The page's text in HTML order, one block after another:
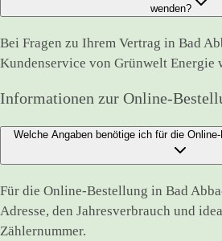
wenden?
Bei Fragen zu Ihrem Vertrag in Bad
Kundenservice von Grünwelt Energie
Informationen zur Online-
Welche Angaben benötige ich für die
Für die Online-Bestellung in Bad
Adresse, den Jahresverbrauch und
Zählernummer.